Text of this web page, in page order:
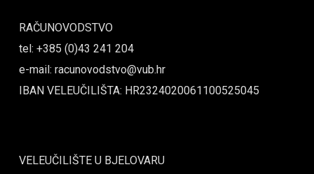
RAČUNOVODSTVO
tel: +385 (0)43 241 204
e-mail: racunovodstvo@vub.hr
IBAN VELEUČILIŠTA: HR2324020061100525045
VELEUČILIŠTE U BJELOVARU